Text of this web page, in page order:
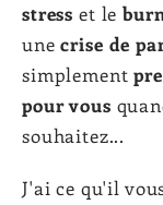
stress et le
unecrise de
simplement
pour vous
souhaitez...
J'ai ce qu'il